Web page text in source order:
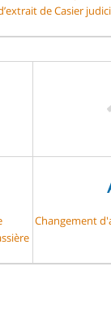
de Casier
Changement